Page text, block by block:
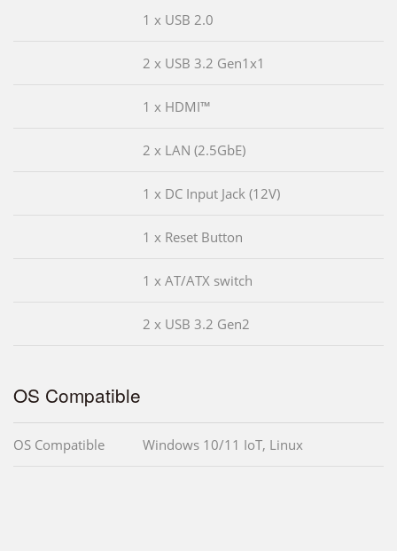
1 x USB 2.0
2 x USB 3.2 Gen1x1
1 x HDMI™
2 x LAN (2.5GbE)
1 x DC Input Jack (12V)
1 x Reset Button
1 x AT/ATX switch
2 x USB 3.2 Gen2
OS Compatible
OS Compatible Windows 10/11 IoT, Linux